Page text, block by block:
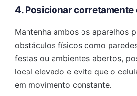
4. Posicionar corretamente
Mantenha ambos os aparelhos
obstáculos físicos como
festas ou ambientes abertos,
local elevado e evite que o
em movimento constante.